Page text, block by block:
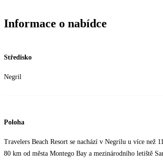
Informace o nabídce
Středisko
Negril
Poloha
Travelers Beach Resort se nachází v Negrilu u více než
80 km od města Montego Bay a mezinárodního letiště